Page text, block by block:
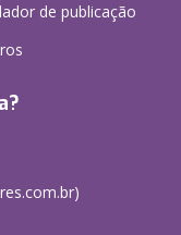
de publicação